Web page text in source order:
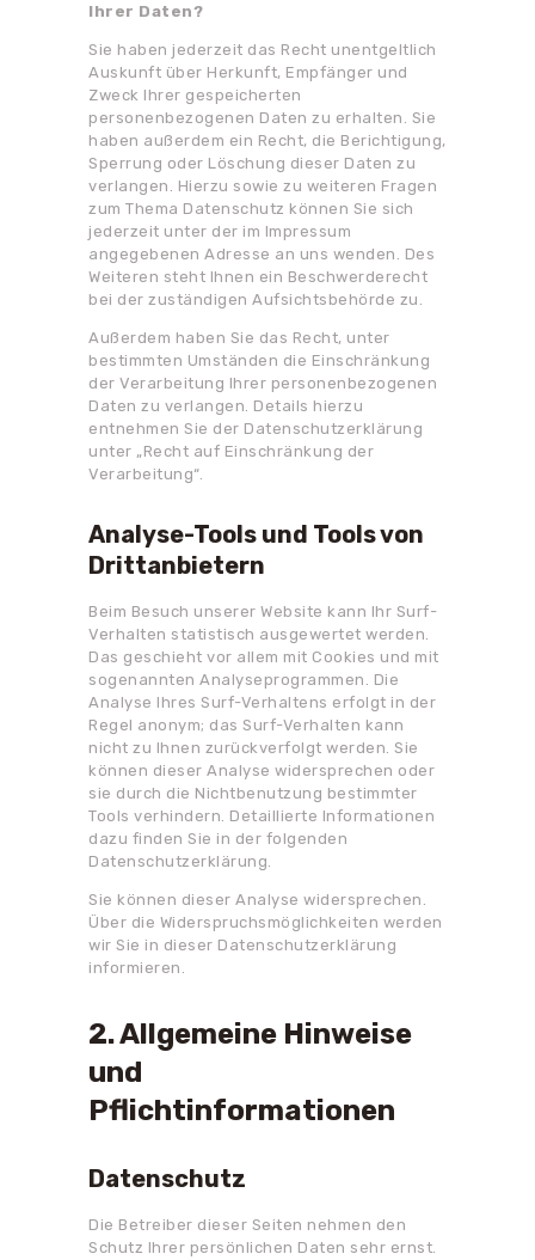
Ihrer Daten?
Sie haben jederzeit das Recht unentgeltlich
Auskunft über Herkunft, Empfänger und
Zweck Ihrer gespeicherten
personenbezogenen Daten zu erhalten. Sie
haben außerdem ein Recht, die Berichtigung,
Sperrung oder Löschung dieser Daten zu
verlangen. Hierzu sowie zu weiteren Fragen
zum Thema Datenschutz können Sie sich
jederzeit unter der im Impressum
angegebenen Adresse an uns wenden. Des
Weiteren steht Ihnen ein Beschwerderecht
bei der zuständigen Aufsichtsbehörde zu.
Außerdem haben Sie das Recht, unter
bestimmten Umständen die Einschränkung
der Verarbeitung Ihrer personenbezogenen
Daten zu verlangen. Details hierzu
entnehmen Sie der Datenschutzerklärung
unter „Recht auf Einschränkung der
Verarbeitung“.
Analyse-Tools und Tools von
Drittanbietern
Beim Besuch unserer Website kann Ihr Surf-
Verhalten statistisch ausgewertet werden.
Das geschieht vor allem mit Cookies und mit
sogenannten Analyseprogrammen. Die
Analyse Ihres Surf-Verhaltens erfolgt in der
Regel anonym; das Surf-Verhalten kann
nicht zu Ihnen zurückverfolgt werden. Sie
können dieser Analyse widersprechen oder
sie durch die Nichtbenutzung bestimmter
Tools verhindern. Detaillierte Informationen
dazu finden Sie in der folgenden
Datenschutzerklärung.
Sie können dieser Analyse widersprechen.
Über die Widerspruchsmöglichkeiten werden
wir Sie in dieser Datenschutzerklärung
informieren.
2. Allgemeine Hinweise
und
Pflichtinformationen
Datenschutz
Die Betreiber dieser Seiten nehmen den
Schutz Ihrer persönlichen Daten sehr ernst.